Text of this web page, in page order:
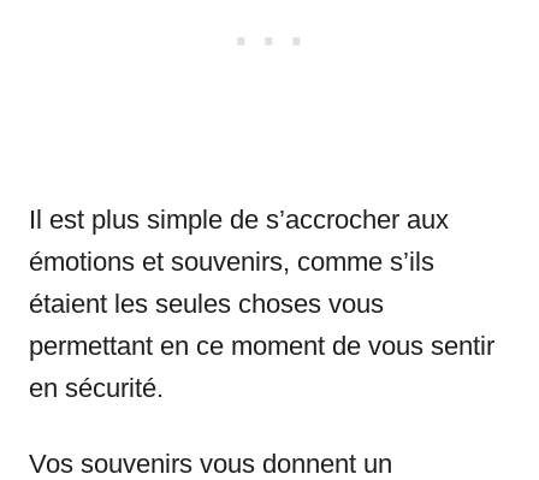
Il est plus simple de s’accrocher aux
émotions et souvenirs, comme s’ils
étaient les seules choses vous
permettant en ce moment de vous sentir
en sécurité.
Vos souvenirs vous donnent un